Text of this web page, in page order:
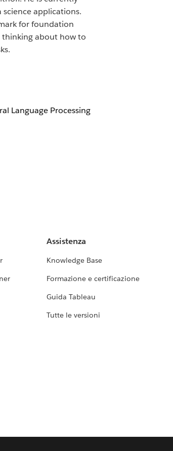
applications.
for foundation
thinking about how to
Language Processing
Assistenza
Knowledge Base
Formazione e certificazione
Guida Tableau
Tutte le versioni